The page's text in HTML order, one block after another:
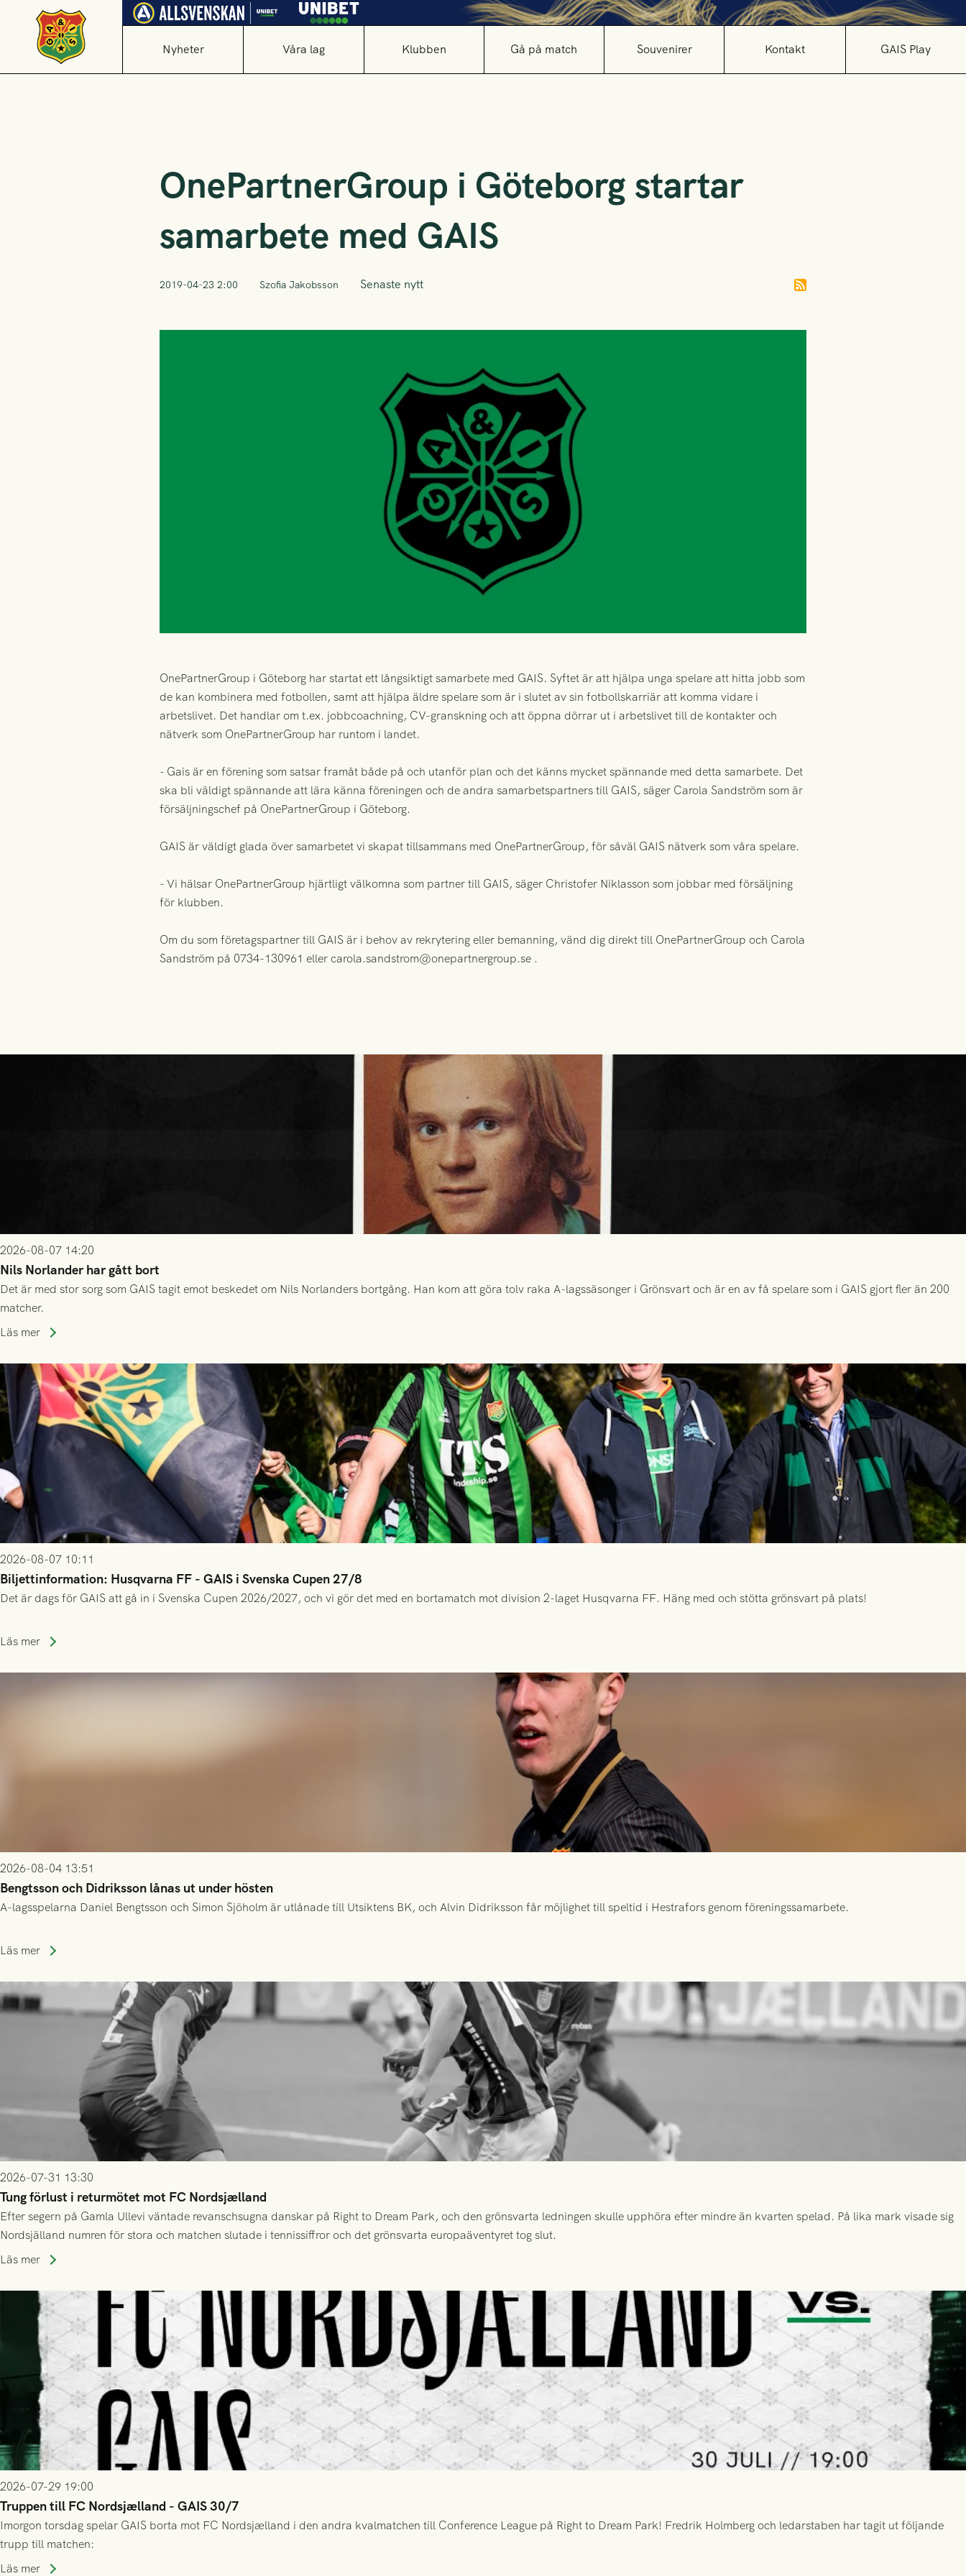
Nyheter Våra lag Klubben Gå på match Souvenirer Kontakt GAIS Play
OnePartnerGroup i Göteborg startar
samarbete med GAIS
2019-04-23 2:00 Szofia Jakobsson Senaste nytt
OnePartnerGroup i Göteborg har startat ett långsiktigt samarbete med GAIS. Syftet är att hjälpa unga spelare att hitta jobb som
de kan kombinera med fotbollen, samt att hjälpa äldre spelare som är i slutet av sin fotbollskarriär att komma vidare i
arbetslivet. Det handlar om t.ex. jobbcoachning, CV-granskning och att öppna dörrar ut i arbetslivet till de kontakter och
nätverk som OnePartnerGroup har runtom i landet.
- Gais är en förening som satsar framåt både på och utanför plan och det känns mycket spännande med detta samarbete. Det
ska bli väldigt spännande att lära känna föreningen och de andra samarbetspartners till GAIS, säger Carola Sandström som är
försäljningschef på OnePartnerGroup i Göteborg.
GAIS är väldigt glada över samarbetet vi skapat tillsammans med OnePartnerGroup, för såväl GAIS nätverk som våra spelare.
- Vi hälsar OnePartnerGroup hjärtligt välkomna som partner till GAIS, säger Christofer Niklasson som jobbar med försäljning
för klubben.
Om du som företagspartner till GAIS är i behov av rekrytering eller bemanning, vänd dig direkt till OnePartnerGroup och Carola
Sandström på 0734-130961 eller carola.sandstrom@onepartnergroup.se .
2026-08-07 14:20
Nils Norlander har gått bort
Det är med stor sorg som GAIS tagit emot beskedet om Nils Norlanders bortgång. Han kom att göra tolv raka A-lagssäsonger i Grönsvart och är en av få spelare som i GAIS gjort fler än 200
matcher.
Läs mer
2026-08-07 10:11
Biljettinformation: Husqvarna FF - GAIS i Svenska Cupen 27/8
Det är dags för GAIS att gå in i Svenska Cupen 2026/2027, och vi gör det med en bortamatch mot division 2-laget Husqvarna FF. Häng med och stötta grönsvart på plats!
Läs mer
2026-08-04 13:51
Bengtsson och Didriksson lånas ut under hösten
A-lagsspelarna Daniel Bengtsson och Simon Sjöholm är utlånade till Utsiktens BK, och Alvin Didriksson får möjlighet till speltid i Hestrafors genom föreningssamarbete.
Läs mer
2026-07-31 13:30
Tung förlust i returmötet mot FC Nordsjælland
Efter segern på Gamla Ullevi väntade revanschsugna danskar på Right to Dream Park, och den grönsvarta ledningen skulle upphöra efter mindre än kvarten spelad. På lika mark visade sig
Nordsjälland numren för stora och matchen slutade i tennissiffror och det grönsvarta europaäventyret tog slut.
Läs mer
2026-07-29 19:00
Truppen till FC Nordsjælland - GAIS 30/7
Imorgon torsdag spelar GAIS borta mot FC Nordsjælland i den andra kvalmatchen till Conference League på Right to Dream Park! Fredrik Holmberg och ledarstaben har tagit ut följande
trupp till matchen:
Läs mer